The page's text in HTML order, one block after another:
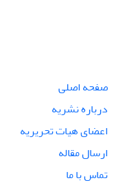
صفحه اصلی
درباره نشریه
اعضای هیات تحریریه
ارسال مقاله
تماس با ما